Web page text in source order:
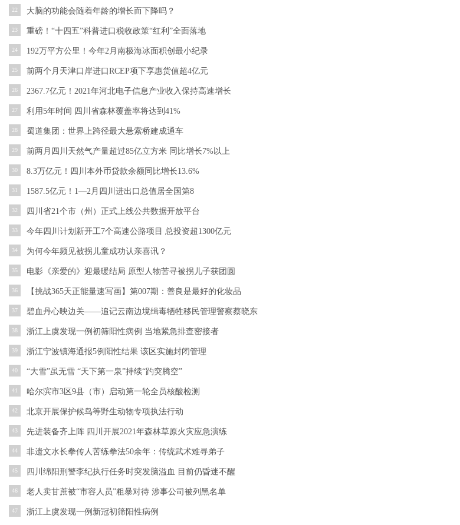
22 大脑的功能会随着年龄的增长而下降吗？
23 重磅！“十四五”科普进口税收政策“红利”全面落地
24 192万平方公里！今年2月南极海冰面积创最小纪录
25 前两个月天津口岸进口RCEP项下享惠货值超4亿元
26 2367.7亿元！2021年河北电子信息产业收入保持高速增长
27 利用5年时间 四川省森林覆盖率将达到41%
28 蜀道集团：世界上跨径最大悬索桥建成通车
29 前两月四川天然气产量超过85亿立方米 同比增长7%以上
30 8.3万亿元！四川本外币贷款余额同比增长13.6%
31 1587.5亿元！1—2月四川进出口总值居全国第8
32 四川省21个市（州）正式上线公共数据开放平台
33 今年四川计划新开工7个高速公路项目 总投资超1300亿元
34 为何今年频见被拐儿童成功认亲喜讯？
35 电影《亲爱的》迎最暖结局 原型人物苦寻被拐儿子获团圆
36 【挑战365天正能量速写画】第007期：善良是最好的化妆品
37 碧血丹心映边关——追记云南边境缉毒牺牲移民管理警察蔡晓东
38 浙江上虞发现一例初筛阳性病例 当地紧急排查密接者
39 浙江宁波镇海通报5例阳性结果 该区实施封闭管理
40 “大雪”虽无雪 “天下第一泉”持续“趵突腾空”
41 哈尔滨市3区9县（市）启动第一轮全员核酸检测
42 北京开展保护候鸟等野生动物专项执法行动
43 先进装备齐上阵 四川开展2021年森林草原火灾应急演练
44 非遗文水长拳传人苦练拳法50余年：传统武术难寻弟子
45 四川绵阳刑警李纪执行任务时突发脑溢血 目前仍昏迷不醒
46 老人卖甘蔗被“市容人员”粗暴对待 涉事公司被列黑名单
47 浙江上虞发现一例新冠初筛阳性病例